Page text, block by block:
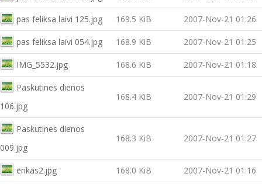
pas feliksa laivi 125.jpg 169.5 KiB 2007-Nov-21 01:26
pas feliksa laivi 054.jpg 168.9 KiB 2007-Nov-21 01:25
IMG_5532.jpg 168.6 KiB 2007-Nov-21 01:18
Paskutines dienos
106.jpg
168.4 KiB 2007-Nov-21 01:29
Paskutines dienos
009.jpg
168.3 KiB 2007-Nov-21 01:27
erikas2.jpg 168.0 KiB 2007-Nov-21 01:16